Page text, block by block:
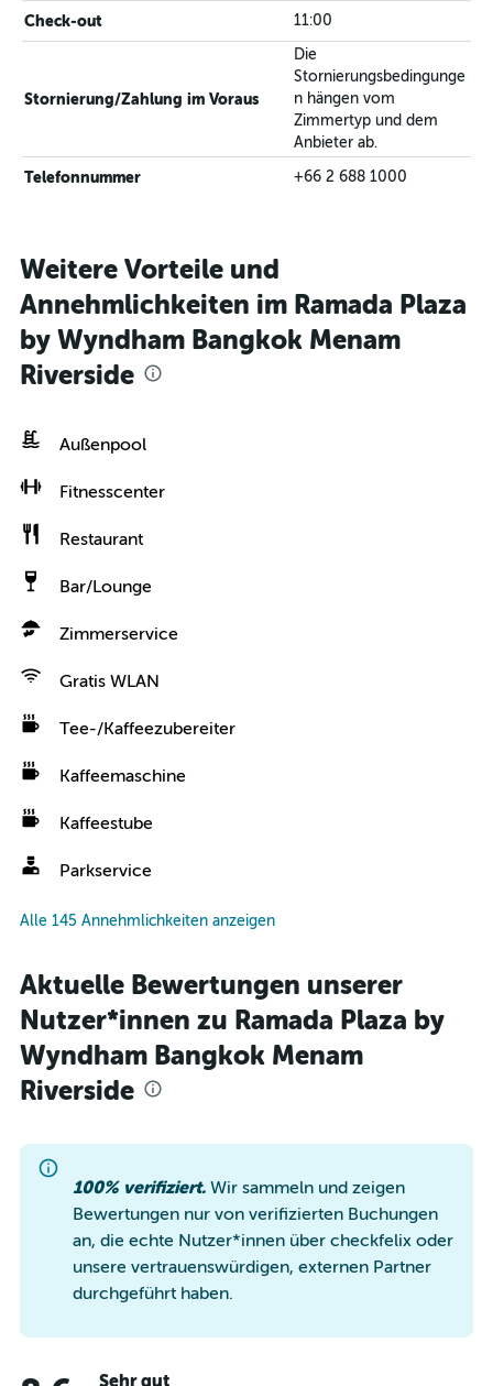
Check-out 11:00
Stornierung/Zahlung im Voraus
Die
Stornierungsbedingunge
n hängen vom
Zimmertyp und dem
Anbieter ab.
Telefonnummer +66 2 688 1000
Weitere Vorteile und
Annehmlichkeiten im Ramada Plaza
by Wyndham Bangkok Menam
Riverside
Außenpool
Fitnesscenter
Restaurant
Bar/Lounge
Zimmerservice
Gratis WLAN
Tee-/Kaffeezubereiter
Kaffeemaschine
Kaffeestube
Parkservice
Alle 145 Annehmlichkeiten anzeigen
Aktuelle Bewertungen unserer
Nutzer*innen zu Ramada Plaza by
Wyndham Bangkok Menam
Riverside
100% verifiziert. Wir sammeln und zeigen
Bewertungen nur von verifizierten Buchungen
an, die echte Nutzer*innen über checkfelix oder
unsere vertrauenswürdigen, externen Partner
durchgeführt haben.
Sehr gut